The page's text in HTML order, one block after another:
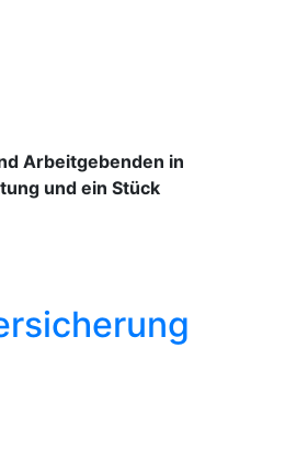
Arbeitgebenden in
und ein Stück